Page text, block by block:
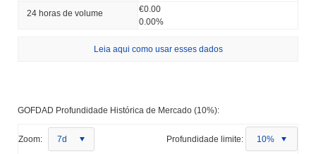
24 horas de volume
€0.00
0.00%
Leia aqui como usar esses dados
GOFDAD Profundidade Histórica de Mercado (10%):
Zoom: 7d Profundidade limite: 10%